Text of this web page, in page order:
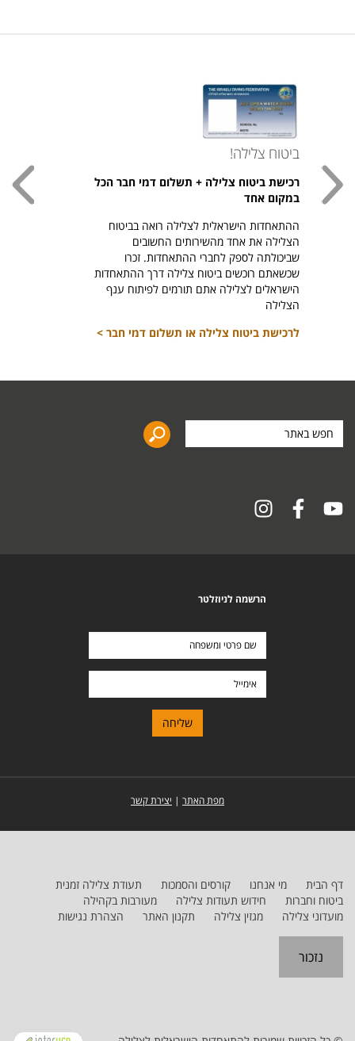
ביטוח צלילה!
רכישת ביטוח צלילה + תשלום דמי חבר הכל
במקום אחד
ההתאחדות הישראלית לצלילה רואה בביטוח
הצלילה את אחד מהשירותים החשובים
שביכולתה לספק לחברי ההתאחדות. זכרו
שכשאתם רוכשים ביטוח צלילה דרך ההתאחדות
הישראלים לצלילה אתם תורמים לפיתוח ענף
הצלילה
לרכישת ביטוח צלילה או תשלום דמי חבר >
באתר
הרשמה לניוזלטר
מפת האתר | יצירת קשר
דף הבית מי אנחנו קורסים והסמכות
תעודת צלילה זמנית
ביטוח וחברות
חידוש תעודות צלילה
מעורבות בקהילה
מועדוני צלילה
מגזין צלילה תקנון האתר הצהרת נגישות
נזכור